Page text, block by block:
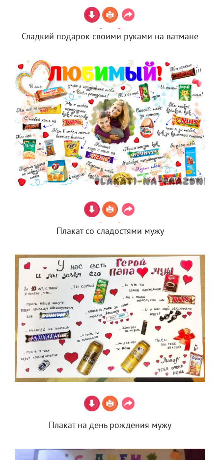
Сладкий подарок своими руками на ватмане
Плакат со сладостями мужу
Плакат на день рождения мужу